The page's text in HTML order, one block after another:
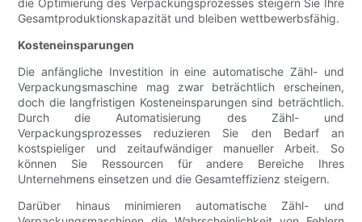
die Optimierung des Verpackungsprozesses steigern Sie Ihre
Gesamtproduktionskapazität und bleiben wettbewerbsfähig.
Kosteneinsparungen
Die anfängliche Investition in eine automatische Zähl- und
Verpackungsmaschine mag zwar beträchtlich erscheinen,
doch die langfristigen Kosteneinsparungen sind beträchtlich.
Durch die Automatisierung des Zähl- und
Verpackungsprozesses reduzieren Sie den Bedarf an
kostspieliger und zeitaufwändiger manueller Arbeit. So
können Sie Ressourcen für andere Bereiche Ihres
Unternehmens einsetzen und die Gesamteffizienz steigern.
Darüber hinaus minimieren automatische Zähl- und